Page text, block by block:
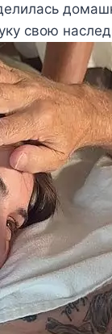
свою